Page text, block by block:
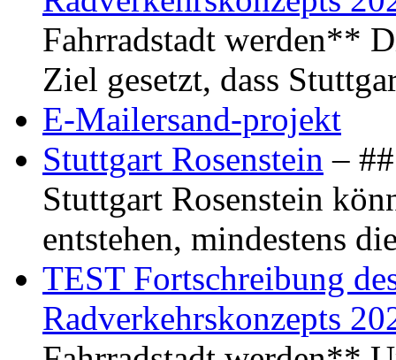
Fahrradstadt werden**
Ziel gesetzt, dass
E-Mailersand-projekt
Stuttgart Rosenstein –
Stuttgart Rosenstein
entstehen, mindestens
TEST Fortschreibung
Radverkehrskonzepts